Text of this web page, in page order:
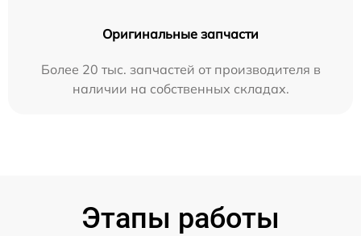
Оригинальные запчасти
Более 20 тыс. запчастей от производителя в
наличии на собственных складах.
Этапы работы